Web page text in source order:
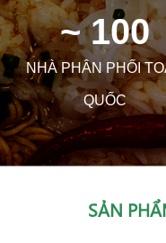
~ 100
NHÀ PHÂN PHỐI
QUỐC
SẢN